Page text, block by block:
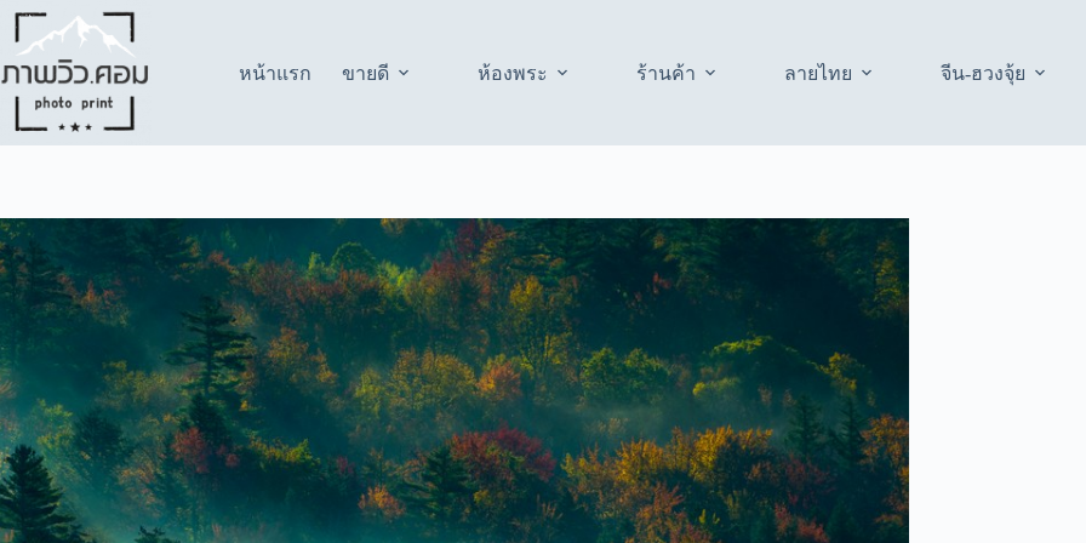
Skip
content
หน้าแรก
ขายดี ห้องพระ ร้านค้า ลายไทย จีน-ฮวงจุ้ย